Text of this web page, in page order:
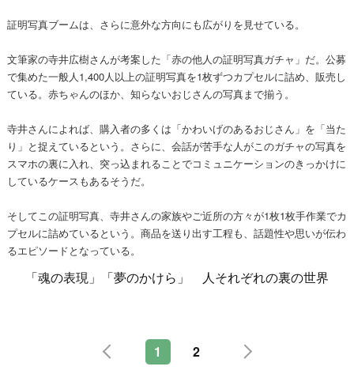
証明写真ブームは、さらに意外な方向にも広がりを見せている。
文筆家の寺井広樹さんが考案した「赤の他人の証明写真ガチャ」だ。公募
で集めた一般人1,400人以上の証明写真を1枚ずつカプセルに詰め、販売し
ている。赤ちゃんのほか、知らないおじさんの写真まで揃う。
寺井さんによれば、購入者の多くは「かわいげのあるおじさん」を「当た
り」と捉えているという。さらに、会話が苦手な人がこのガチャの写真を
スマホの裏に入れ、突っ込まれることでコミュニケーションのきっかけに
しているケースもあるそうだ。
そしてこの証明写真、寺井さんの家族やご近所の方々が1枚1枚手作業でカ
プセルに詰めているという。商品を送り出す工程も、話題性や思いが伝わ
るエピソードとなっている。
「魂の表現」「夢のかけら」 人それぞれの裏の世界
1 2